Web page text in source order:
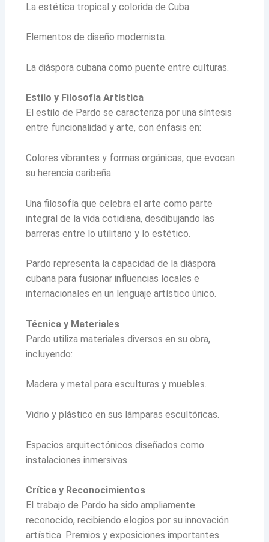
La estética tropical y colorida de Cuba.
Elementos de diseño modernista.
La diáspora cubana como puente entre culturas.
Estilo y Filosofía Artística
El estilo de Pardo se caracteriza por una síntesis
entre funcionalidad y arte, con énfasis en:
Colores vibrantes y formas orgánicas, que evocan
su herencia caribeña.
Una filosofía que celebra el arte como parte
integral de la vida cotidiana, desdibujando las
barreras entre lo utilitario y lo estético.
Pardo representa la capacidad de la diáspora
cubana para fusionar influencias locales e
internacionales en un lenguaje artístico único.
Técnica y Materiales
Pardo utiliza materiales diversos en su obra,
incluyendo:
Madera y metal para esculturas y muebles.
Vidrio y plástico en sus lámparas escultóricas.
Espacios arquitectónicos diseñados como
instalaciones inmersivas.
Crítica y Reconocimientos
El trabajo de Pardo ha sido ampliamente
reconocido, recibiendo elogios por su innovación
artística. Premios y exposiciones importantes